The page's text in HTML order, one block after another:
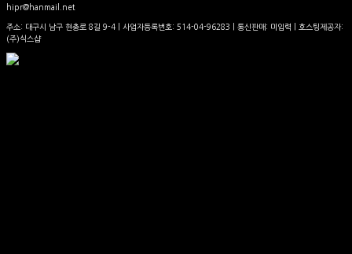
hipr@hanmail.net
주소: 대구시 남구 현충로 8길 9-4 | 사업자등록번호: 514-04-96283 | 통신판매: 미입력 | 호스팅제공자:
(주)식스샵